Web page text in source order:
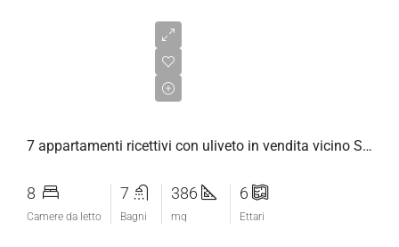
7 appartamenti ricettivi con uliveto in vendita vicino Saturnia
8
Camere da letto
7
Bagni
386
mq
6
Ettari